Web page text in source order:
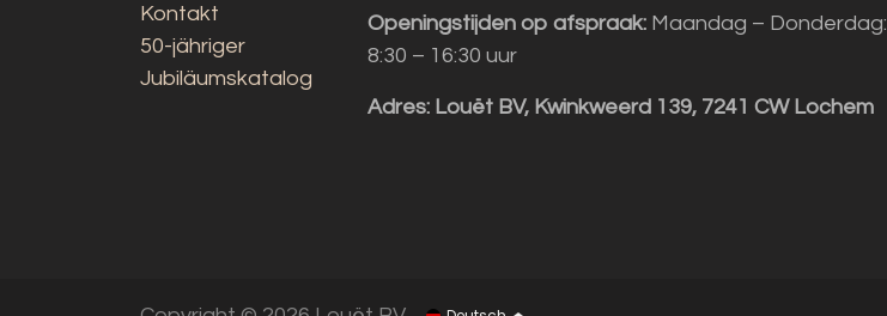
Kontakt
50-jähriger
Jubiläumskatalog
Openingstijden op afspraak: Maandag – Donderdag:
8:30 – 16:30 uur
Adres: Louët BV, Kwinkweerd 139, 7241 CW Lochem